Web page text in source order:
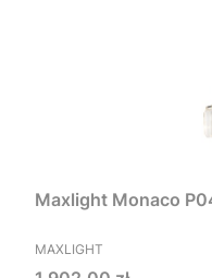
Maxlight Monaco
PRODUCENT
MAXLIGHT